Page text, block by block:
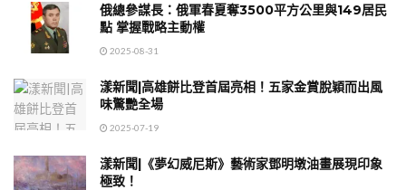
俄總參謀長：俄軍春夏奪3500平方公里與149居民
點 掌握戰略主動權
2025-08-31
漾新聞|高雄餅比登首屆亮相！五家金賞脫穎而出風
味驚艷全場
2025-07-19
漾新聞|《夢幻威尼斯》藝術家鄧明墩油畫展現印象
極致！